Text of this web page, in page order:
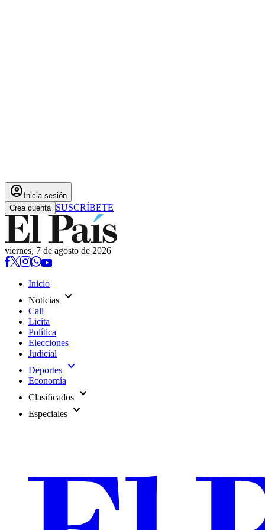
account_circle Inicia sesión
Crea cuenta SUSCRÍBETE
viernes, 7 de agosto de 2026
Inicio
Noticias expand_more
Cali
Licita
Política
Elecciones
Judicial
Deportes expand_more
Economía
Clasificados expand_more
Especiales expand_more